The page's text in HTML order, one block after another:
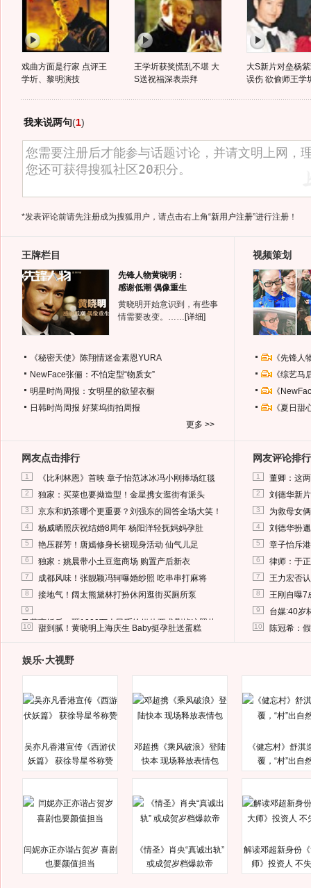
戏曲方面是行家 点评王
学圻、黎明演技
王学圻获奖慌乱不堪 大
S送祝福深表崇拜
大S新片对垒杨
误伤 欲偷师王学
我来说两句(1)
*发表评论前请先注册成为搜狐用户，请点击右上角“新用户注册”进行注册！
王牌栏目
先锋人物黄晓明：
感谢低潮 偶像重生
黄晓明开始意识到，有些事
情需要改变。…… [详细]
《秘密天使》陈翔情迷金素恩YURA
NewFace张俪：不怕定型“物质女”
明星时尚周报：女明星的欲望衣橱
日韩时尚周报 好莱坞街拍周报
更多 >>
视频策划
《先锋
《综艺
《
《夏日
网友点击排行
1 《比利林恩》首映 章子怡范冰冰冯小刚捧场红毯
2 独家：买菜也要拗造型！金星携女逛街有派头
3 京东和奶茶哪个更重要？刘强东的回答全场大笑！
4 杨威晒照庆祝结婚8周年 杨阳洋轻抚妈妈孕肚
5 艳压群芳！唐嫣修身长裙现身活动 仙气儿足
6 独家：姚晨带小土豆逛商场 购置产后新衣
7 成都风味！张靓颖冯轲曝婚纱照 吃串串打麻将
8 接地气！阔太熊黛林打扮休闲逛街买厕所泵
9
马蓉离婚后，砸1000万人民币给媒体要求删掉这照片
10 甜到腻！黄晓明上海庆生 Baby挺孕肚送蛋糕
网友评论排行
1 董卿：这
2 刘德华新
3 为救母女
4 刘德华扮
5 章子怡斥
6 律师：于
7 王力宏否
8 王刚自曝7
9 台媒:40岁
10 陈冠希：
娱乐·大视野
吴亦凡香港宣传《西游伏
妖篇》 获徐导星爷称赞
邓超携《乘风破浪》登陆
快本 现场释放表情包
《健忘村》舒淇
覆，“村”出自
闫妮亦正亦谐占贺岁 喜剧
也要颜值担当
《情圣》肖央“真诚出轨”
或成贺岁档爆款帝
解读邓超新身份
师》投资人 不